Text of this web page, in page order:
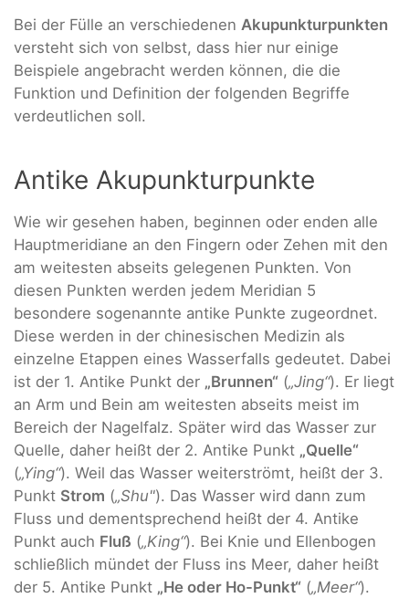
Bei der Fülle an verschiedenen Akupunkturpunkten
versteht sich von selbst, dass hier nur einige
Beispiele angebracht werden können, die die
Funktion und Definition der folgenden Begriffe
verdeutlichen soll.
Antike Akupunkturpunkte
Wie wir gesehen haben, beginnen oder enden alle
Hauptmeridiane an den Fingern oder Zehen mit den
am weitesten abseits gelegenen Punkten. Von
diesen Punkten werden jedem Meridian 5
besondere sogenannte antike Punkte zugeordnet.
Diese werden in der chinesischen Medizin als
einzelne Etappen eines Wasserfalls gedeutet. Dabei
ist der 1. Antike Punkt der „Brunnen“ („Jing“). Er liegt
an Arm und Bein am weitesten abseits meist im
Bereich der Nagelfalz. Später wird das Wasser zur
Quelle, daher heißt der 2. Antike Punkt „Quelle“
(„Ying“). Weil das Wasser weiterströmt, heißt der 3.
Punkt Strom („Shu"). Das Wasser wird dann zum
Fluss und dementsprechend heißt der 4. Antike
Punkt auch Fluß („King“). Bei Knie und Ellenbogen
schließlich mündet der Fluss ins Meer, daher heißt
der 5. Antike Punkt „He oder Ho-Punkt“ („Meer“).